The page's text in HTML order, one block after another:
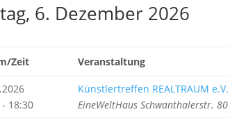
6. Dezember 2026
Zeit Veranstaltung
18:30
Künstlertreffen REALTRAUM
EineWeltHaus Schwanthalerstr.